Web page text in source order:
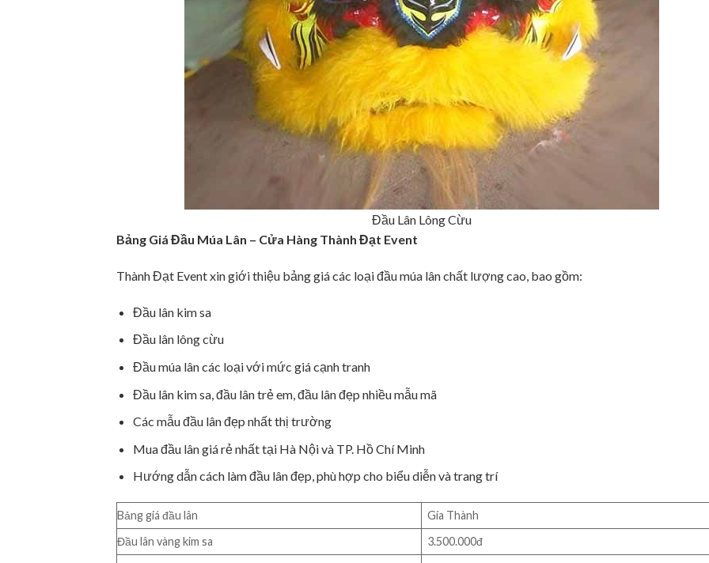
Đầu Lân Lông Cừu
Bảng Giá Đầu Múa Lân – Cửa Hàng Thành Đạt Event
Thành Đạt Event xin giới thiệu bảng giá các loại đầu múa lân chất lượng cao, bao gồm:
Đầu lân kim sa
Đầu lân lông cừu
Đầu múa lân các loại với mức giá cạnh tranh
Đầu lân kim sa, đầu lân trẻ em, đầu lân đẹp nhiều mẫu mã
Các mẫu đầu lân đẹp nhất thị trường
Mua đầu lân giá rẻ nhất tại Hà Nội và TP. Hồ Chí Minh
Hướng dẫn cách làm đầu lân đẹp, phù hợp cho biểu diễn và trang trí
Bảng giá đầu lân
Gía Thành
Đầu lân vàng kim sa
3.500.000đ